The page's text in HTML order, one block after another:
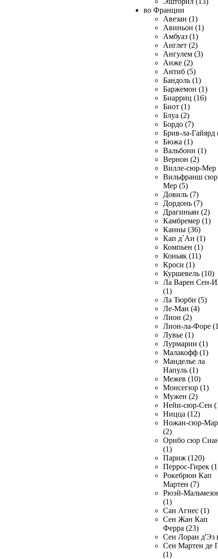
во Франции
Авезан (1)
Авиньон (1)
Амбуаз (1)
Англет (2)
Ангулем (3)
Анже (2)
Антиб (5)
Бандоль (1)
Баржемон (1)
Биарриц (16)
Биот (1)
Блуа (2)
Бордо (7)
Брив-ла-Гайярд
Бюжа (1)
Вальбонн (1)
Вернон (2)
Вилле-сюр-Мер
Вильфранш сюр
Мер (5)
Довиль (7)
Дордонь (7)
Драгиньян (2)
Камбремер (1)
Канны (36)
Кап д`Аи (1)
Компьен (1)
Коньяк (11)
Кроси (1)
Куршевель (10)
Ла Варен Сен-
(1)
Ла Тюрби (5)
Ле-Ман (4)
Лион (2)
Лион-ла-Форе
Лувье (1)
Лурмарин (1)
Малакофф (1)
Манделье ла
Напуль (1)
Межев (10)
Монсегюр (1)
Мужен (2)
Нейи-сюр-Сен
Ницца (12)
Ножан-сюр-
(2)
Орибо сюр
(1)
Париж (120)
Перрос-Гирек
Рокебрюн Кап
Мартен (7)
Рюэй-
(1)
Сан Агнес (1)
Сен Жан Кап
Ферра (23)
Сен Лоран д'Эз
Сен Мартен де
(1)